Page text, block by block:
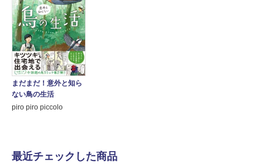
まだまだ！意外と知ら
ない鳥の生活
piro piro piccolo
最近チェックした商品